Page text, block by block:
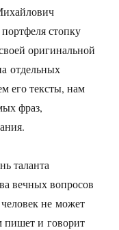
стопку
оригинальной
отдельных
его тексты, нам
фраз,
таланта
вечных вопросов
не может
пишет и говорит